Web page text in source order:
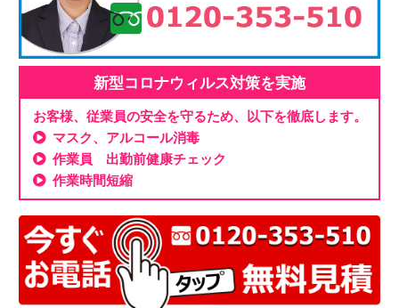
新型コロナウィルス対策を実施
お客様、従業員の安全を守るため、以下を徹底します。
マスク、アルコール消毒
作業員 出勤前健康チェック
作業時間短縮